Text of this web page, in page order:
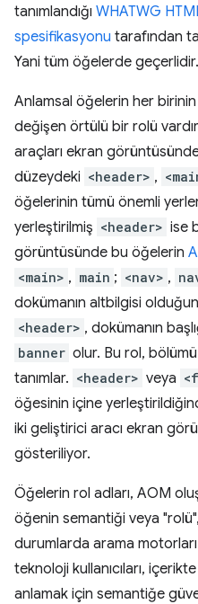
tanımlandığı WHATWG
spesifikasyonu tarafından
Yani tüm öğelerde geçerlidir.
Anlamsal öğelerin her
değişen örtülü bir rolü
araçları ekran
düzeydeki <header> ,
öğelerinin tümü önemli
yerleştirilmiş <header> ise
görüntüsünde bu öğelerin
<main> , main ; <nav> ,
dokümanın altbilgisi
<header> , dokümanın
banner olur. Bu rol,
tanımlar. <header> veya
öğesinin içine
iki geliştirici aracı ekran
gösteriliyor.
Öğelerin rol adları, AOM
öğenin semantiği veya
durumlarda arama motorları
teknoloji kullanıcıları,
anlamak için semantiğe